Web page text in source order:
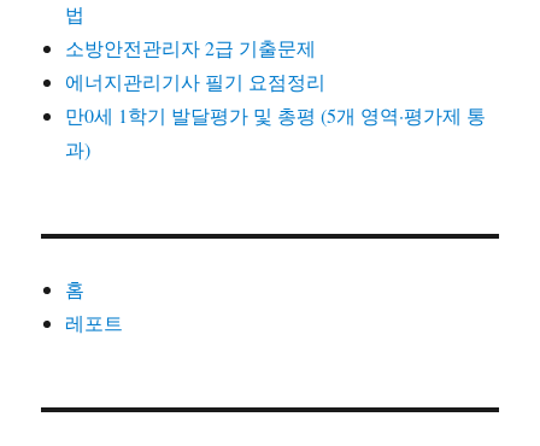
법
소방안전관리자 2급 기출문제
에너지관리기사 필기 요점정리
만0세 1학기 발달평가 및 총평 (5개 영역·평가제 통
과)
홈
레포트